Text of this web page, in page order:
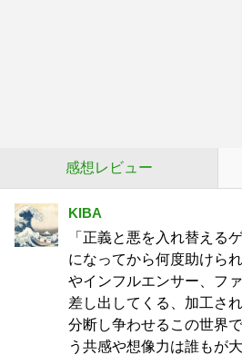
感想レビュー
KIBA
「正義と悪を入れ替える
になってから何度助けら
やインフルエンサー、フ
差し出してくる、加工さ
分断し争わせるこの世界
う共感や想像力は誰もが